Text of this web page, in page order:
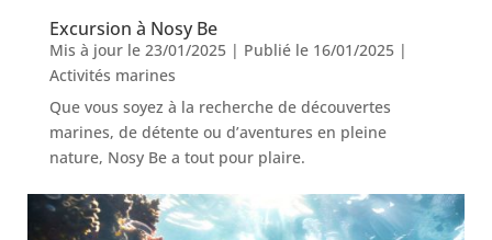
Excursion à Nosy Be
Mis à jour le 23/01/2025 | Publié le 16/01/2025|
Activités marines
Que vous soyez à la recherche de découvertes
marines, de détente ou d’aventures en pleine
nature, Nosy Be a tout pour plaire.